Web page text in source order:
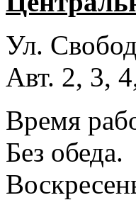
Ул.
Авт. 2, 3,
Время
Без обеда.